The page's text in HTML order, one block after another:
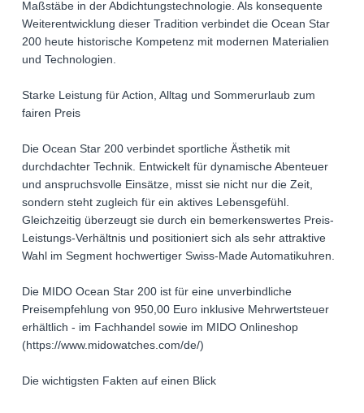
Maßstäbe in der Abdichtungstechnologie. Als konsequente
Weiterentwicklung dieser Tradition verbindet die Ocean Star
200 heute historische Kompetenz mit modernen Materialien
und Technologien.
Starke Leistung für Action, Alltag und Sommerurlaub zum
fairen Preis
Die Ocean Star 200 verbindet sportliche Ästhetik mit
durchdachter Technik. Entwickelt für dynamische Abenteuer
und anspruchsvolle Einsätze, misst sie nicht nur die Zeit,
sondern steht zugleich für ein aktives Lebensgefühl.
Gleichzeitig überzeugt sie durch ein bemerkenswertes Preis-
Leistungs-Verhältnis und positioniert sich als sehr attraktive
Wahl im Segment hochwertiger Swiss-Made Automatikuhren.
Die MIDO Ocean Star 200 ist für eine unverbindliche
Preisempfehlung von 950,00 Euro inklusive Mehrwertsteuer
erhältlich - im Fachhandel sowie im MIDO Onlineshop
(https://www.midowatches.com/de/)
Die wichtigsten Fakten auf einen Blick